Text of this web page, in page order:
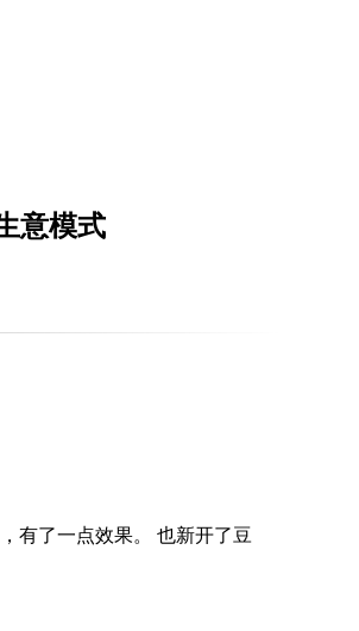
意模式
有了一点效果。 也新开了豆